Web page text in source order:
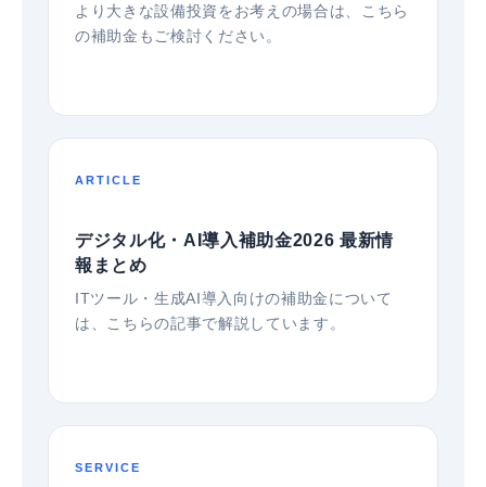
より大きな設備投資をお考えの場合は、こちら
の補助金もご検討ください。
ARTICLE
デジタル化・AI導入補助金2026 最新情
報まとめ
ITツール・生成AI導入向けの補助金について
は、こちらの記事で解説しています。
SERVICE